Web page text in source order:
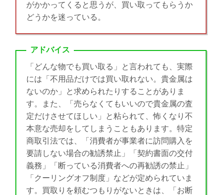
がかかってくると思うが、買い取ってもらうか
どうかを迷っている。
アドバイス
「どんな物でも買い取る」と言われても、実際
には「不用品だけでは買い取れない。貴金属は
ないのか」と求められたりすることがありま
す。また、「売らなくてもいいので貴金属の査
定だけさせてほしい」と粘られて、怖くなり不
本意な売却をしてしまうこともあります。特定
商取引法では、「消費者が事業者に訪問購入を
要請しない場合の勧誘禁止」「契約書面の交付
義務」「断っている消費者への再勧誘の禁止」
「クーリングオフ制度」などが定められていま
す。買取りを頼むつもりがないときは、「お断